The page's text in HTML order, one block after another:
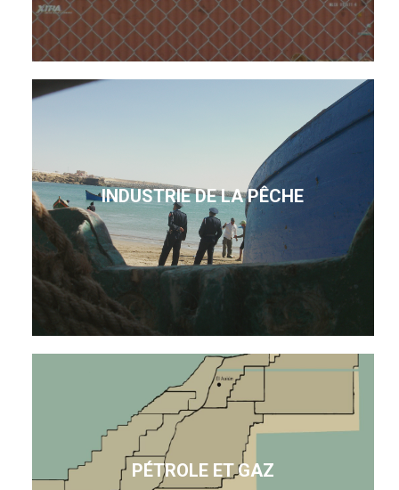
INDUSTRIE DE LA PÊCHE
PÉTROLE ET GAZ